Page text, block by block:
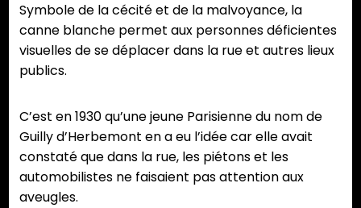
Symbole de la cécité et de la malvoyance, la
canne blanche permet aux personnes déficientes
visuelles de se déplacer dans la rue et autres lieux
publics.
C’est en 1930 qu’une jeune Parisienne du nom de
Guilly d’Herbemont en a eu l’idée car elle avait
constaté que dans la rue, les piétons et les
automobilistes ne faisaient pas attention aux
aveugles.